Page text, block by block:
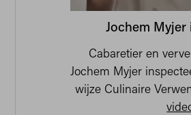
Jochem Myjer
Cabaretier en
Jochem Myjer
wijze Culinaire